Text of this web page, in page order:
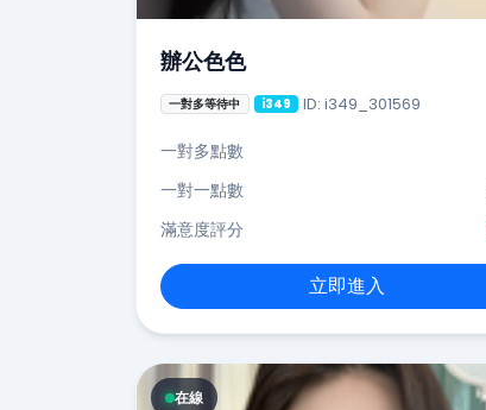
辦公色色
一對多等待中 i349 ID: i349_301569
一對多點數
一對一點數
滿意度評分
立即進入
在線